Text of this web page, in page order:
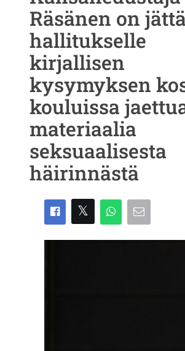
Räsänen on
hallitukselle
kirjallisen
kysymyksen
kouluissa
materiaalia
seksuaalisesta
häirinnästä